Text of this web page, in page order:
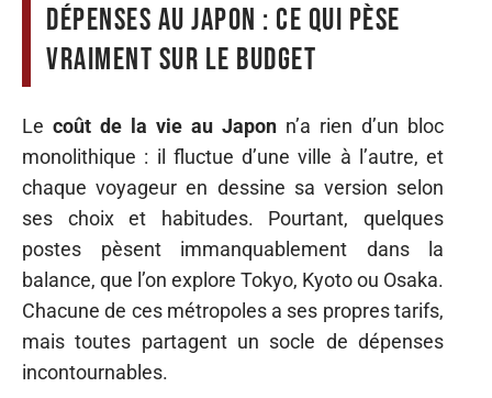
dépenses au Japon : ce qui pèse
vraiment sur le budget
Le coût de la vie au Japon n’a rien d’un bloc
monolithique : il fluctue d’une ville à l’autre, et
chaque voyageur en dessine sa version selon
ses choix et habitudes. Pourtant, quelques
postes pèsent immanquablement dans la
balance, que l’on explore Tokyo, Kyoto ou Osaka.
Chacune de ces métropoles a ses propres tarifs,
mais toutes partagent un socle de dépenses
incontournables.